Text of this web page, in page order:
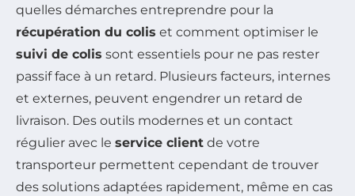
quelles démarches entreprendre pour la
récupération du colis et comment optimiser le
suivi de colis sont essentiels pour ne pas rester
passif face à un retard. Plusieurs facteurs, internes
et externes, peuvent engendrer un retard de
livraison. Des outils modernes et un contact
régulier avec le service client de votre
transporteur permettent cependant de trouver
des solutions adaptées rapidement, même en cas